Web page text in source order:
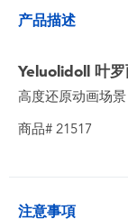
新登场
玩具清货
产品描述
Yeluolidoll 叶
高度还原动画场
商品# 21517
注意事項